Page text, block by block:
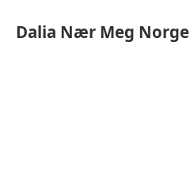
Dalia Nær Meg Norge